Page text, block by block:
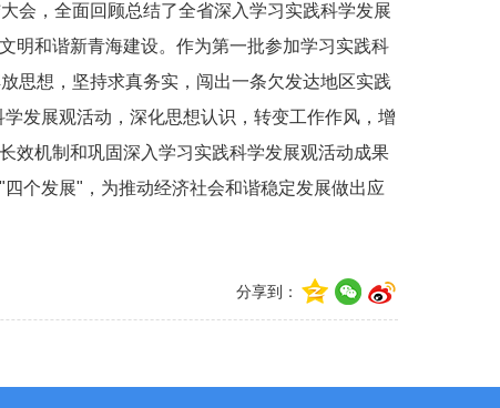
会，全面回顾总结了全省深入学习实践科学发展
明和谐新青海建设。作为第一批参加学习实践科
思想，坚持求真务实，闯出一条欠发达地区实践
发展观活动，深化思想认识，转变工作作风，增
效机制和巩固深入学习实践科学发展观活动成果
个发展"，为推动经济社会和谐稳定发展做出应
分享到：